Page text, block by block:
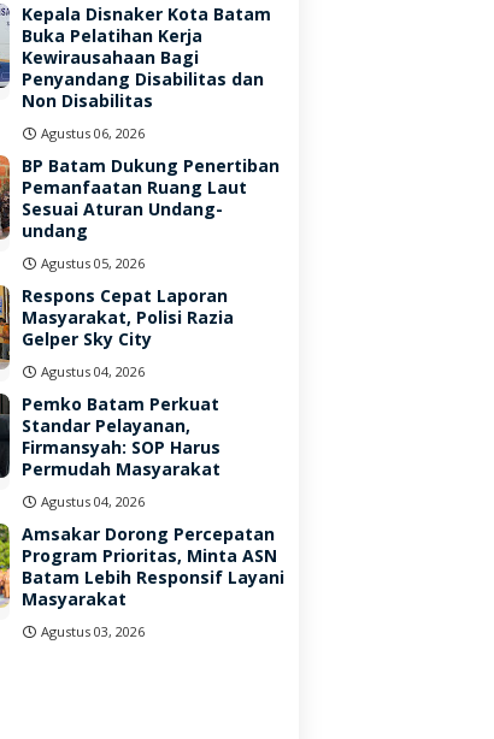
Kepala Disnaker Kota Batam
Buka Pelatihan Kerja
Kewirausahaan Bagi
Penyandang Disabilitas dan
Non Disabilitas
Agustus 06, 2026
BP Batam Dukung Penertiban
Pemanfaatan Ruang Laut
Sesuai Aturan Undang-
undang
Agustus 05, 2026
Respons Cepat Laporan
Masyarakat, Polisi Razia
Gelper Sky City
Agustus 04, 2026
Pemko Batam Perkuat
Standar Pelayanan,
Firmansyah: SOP Harus
Permudah Masyarakat
Agustus 04, 2026
Amsakar Dorong Percepatan
Program Prioritas, Minta ASN
Batam Lebih Responsif Layani
Masyarakat
Agustus 03, 2026